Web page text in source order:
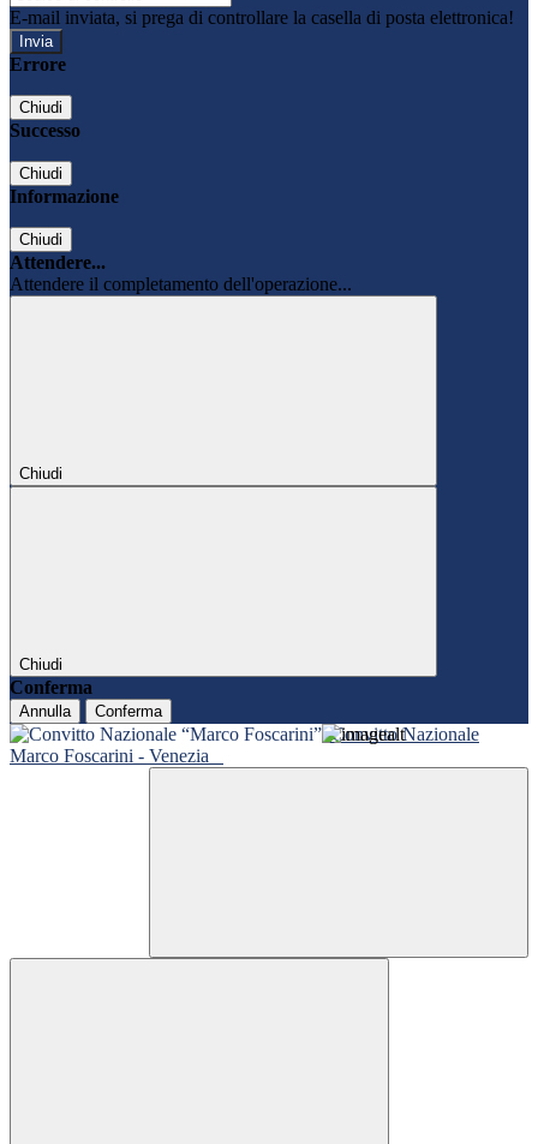
E-mail inviata, si prega di controllare la casella di posta elettronica!
Errore
Chiudi
Successo
Chiudi
Informazione
Chiudi
Attendere...
Attendere il completamento dell'operazione...
Chiudi
Chiudi
Conferma
Annulla Conferma
Convitto Nazionale
Marco Foscarini - Venezia